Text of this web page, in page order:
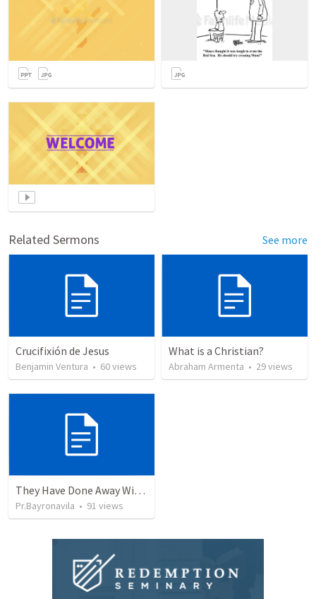
Related Sermons See more
Crucifixión de Jesus
Benjamin Ventura • 60views
What is a Christian?
Abraham Armenta • 29views
They Have Done Away With The Cross
Pr.Bayronavila • 91 views